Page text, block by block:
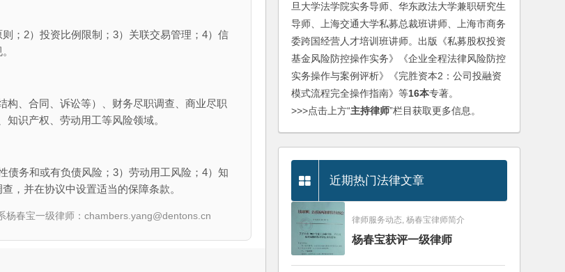
；2）投资比例限制；3）关联交易管理；4）信
构、合同、诉讼等）、财务尽职调查、商业尽职
识产权、劳动用工等风险领域。
债务和或有负债风险；3）劳动用工风险；4）知
，并在协议中设置适当的保障条款。
杨春宝一级律师：chambers.yang@dentons.cn
旦大学法学院实务导师、华东政法大学兼职研究生
导师、上海交通大学私募总裁班讲师、上海市商务
委跨国经营人才培训班讲师。出版《私募股权投资
基金风险防控操作实务》《企业全程法律风险防控
实务操作与案例评析》《完胜资本2：公司投融资
模式流程完全操作指南》等16本专著。
>>>点击上方“主持律师”栏目获取更多信息。
近期热门法律文章
律师服务动态, 杨春宝律师简介
杨春宝获评一级律师